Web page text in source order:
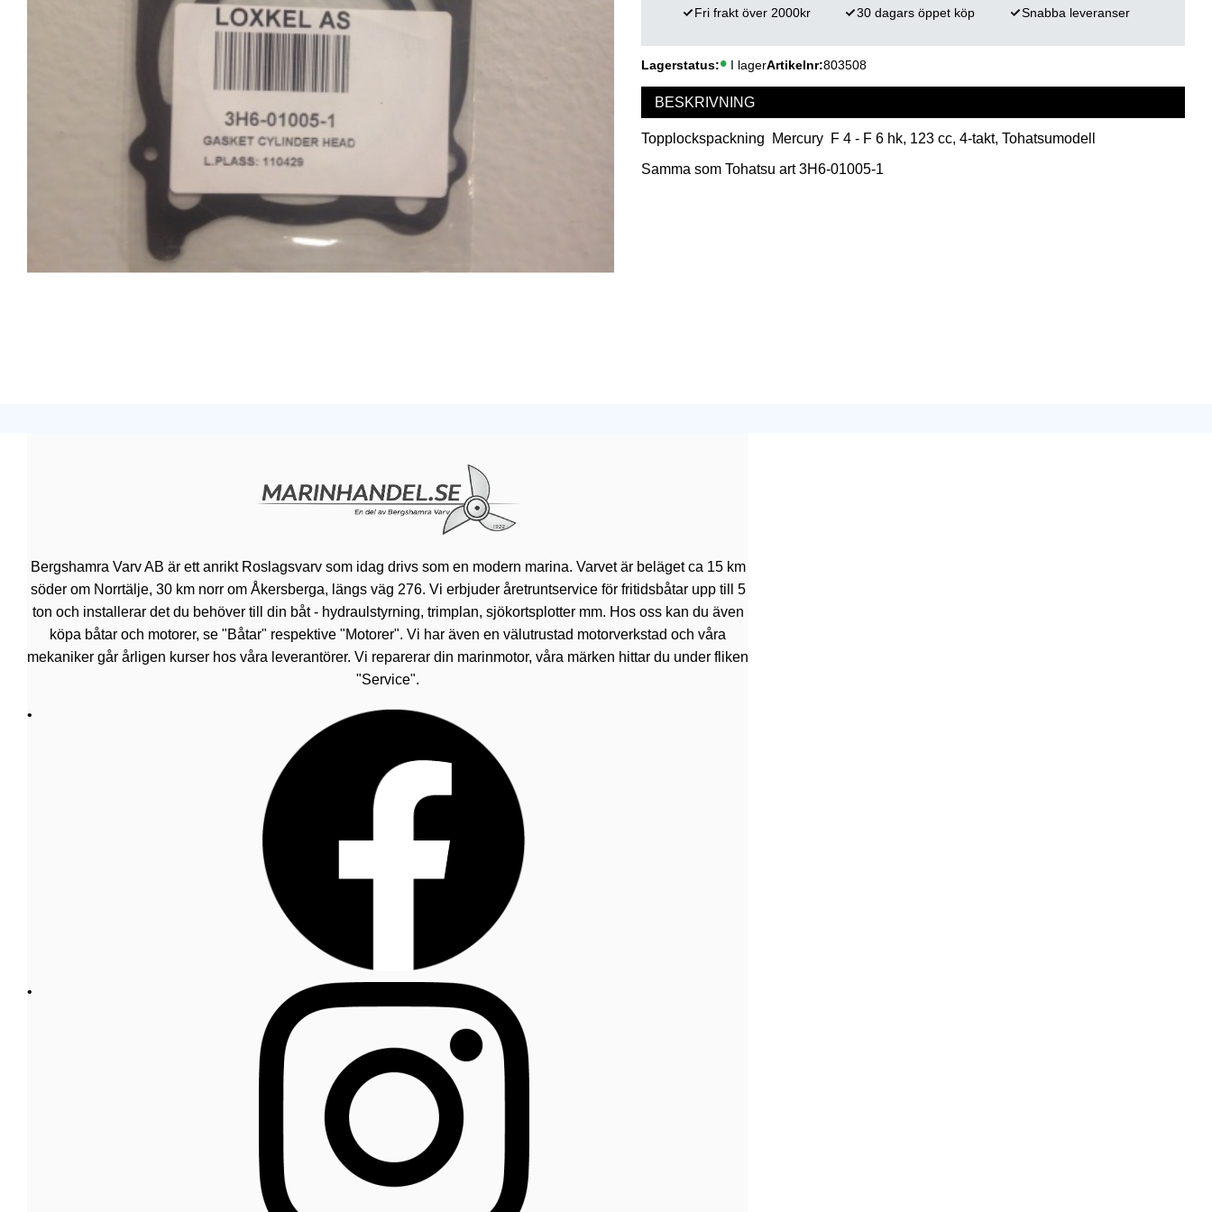
Lagerstatus I lagerArtikelnr 803508
Fri frakt över 2000kr 30 dagars öppet köp Snabba leveranser
BESKRIVNING
Topplockspackning Mercury F 4 - F 6 hk, 123 cc, 4-takt, Tohatsumodell
Samma som Tohatsu art 3H6-01005-1
Bergshamra Varv AB är ett anrikt Roslagsvarv som idag drivs som en modern marina. Varvet är beläget ca 15 km
söder om Norrtälje, 30 km norr om Åkersberga, längs väg 276. Vi erbjuder åretruntservice för fritidsbåtar upp till 5
ton och installerar det du behöver till din båt - hydraulstyrning, trimplan, sjökortsplotter mm. Hos oss kan du även
köpa båtar och motorer, se "Båtar" respektive "Motorer". Vi har även en välutrustad motorverkstad och våra
mekaniker går årligen kurser hos våra leverantörer. Vi reparerar din marinmotor, våra märken hittar du under fliken
"Service".